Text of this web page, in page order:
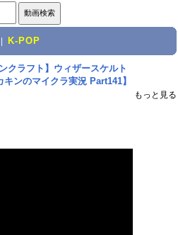
K-POP
ンクラフト】ウィザースケルト
ンのマイクラ実況 Part141】
もっと見る